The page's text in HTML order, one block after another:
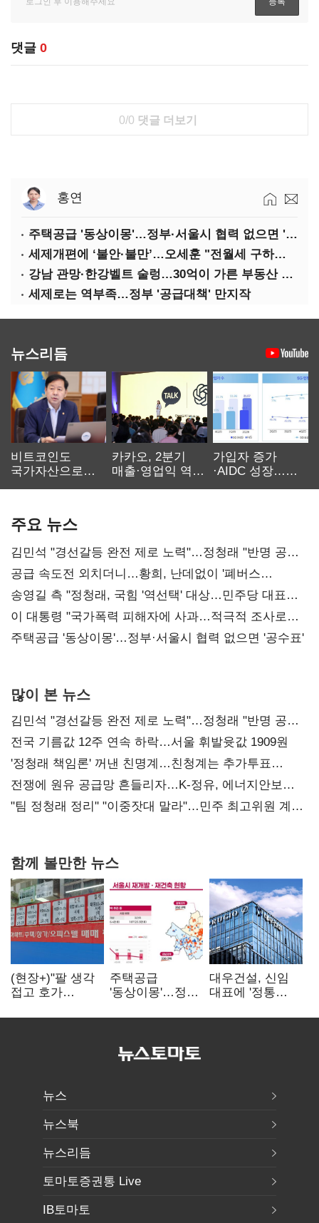
댓글 0
0/0 댓글 더보기
홍연
주택공급 '동상이몽'…정부·서울시 협력 없으면 '공수표'
세제개편에 ‘불안·불만’…오세훈 "전월세 구하기 더 힘들어질 것"
강남 관망·한강벨트 술렁…30억이 가른 부동산 민심
세제로는 역부족…정부 '공급대책' 만지작
뉴스리듬
비트코인도
국가자산으로…'
카카오, 2분기
매출·영업익 역대
가입자 증가
·AIDC 성장…
주요 뉴스
김민석 "경선갈등 완전 제로 노력"…정청래 "반명 공세
사과부터"
공급 속도전 외치더니…황희, 난데없이 '폐버스
리모델링' 제안
송영길 측 "정청래, 국힘 '역선택' 대상…민주당 대표로
총선 지휘 못해"
이 대통령 "국가폭력 피해자에 사과…적극적 조사로
진실 밝혀야"
주택공급 '동상이몽'…정부·서울시 협력 없으면 '공수표'
많이 본 뉴스
김민석 "경선갈등 완전 제로 노력"…정청래 "반명 공세
사과부터"
전국 기름값 12주 연속 하락…서울 휘발윳값 1909원
'정청래 책임론' 꺼낸 친명계…친청계는 추가투표
때리기
전쟁에 원유 공급망 흔들리자…K-정유, 에너지안보
핵심으로 재부상
"팀 정청래 정리" "이중잣대 말라"…민주 최고위원 계파
함께 볼만한 뉴스
(현장+)"팔 생각
접고 호가
똘똘한 한 채'
주택공급
'동상이몽'…정부
없으면 '공수표'
대우건설, 신임
대표에 '정통
부사장 내정
뉴스
뉴스북
뉴스리듬
토마토증권통 Live
IB토마토